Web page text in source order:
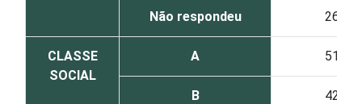
Não respondeu 26
CLASSE
SOCIAL
A 51
B 42